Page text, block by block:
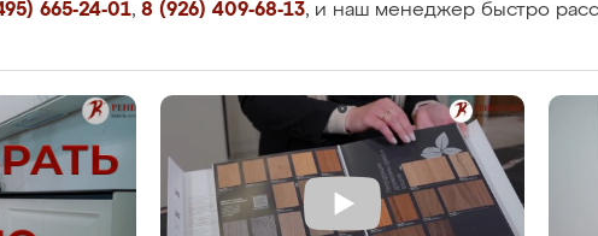
665-24-01, 8 (926) 409-68-13, и наш менеджер быстро